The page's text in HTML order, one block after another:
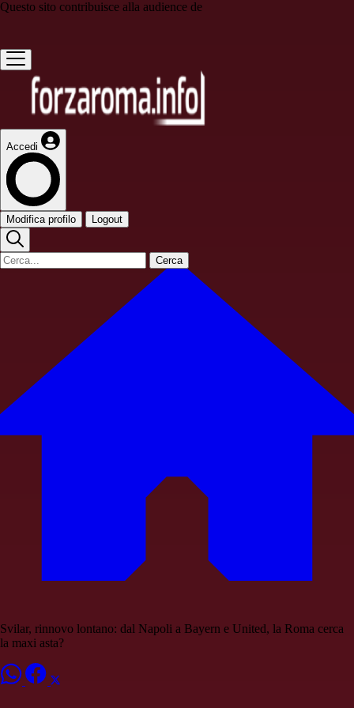
Questo sito contribuisce alla audience de
Accedi
Modifica profilo Logout
Cerca
Svilar, rinnovo lontano: dal Napoli a Bayern e United, la Roma cerca
la maxi asta?